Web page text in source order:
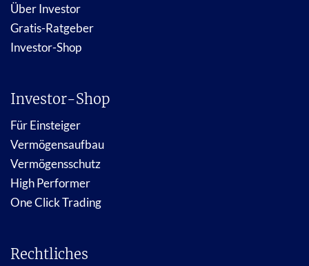
Über Investor
Gratis-Ratgeber
Investor-Shop
Investor-Shop
Für Einsteiger
Vermögensaufbau
Vermögensschutz
High Performer
One Click Trading
Rechtliches